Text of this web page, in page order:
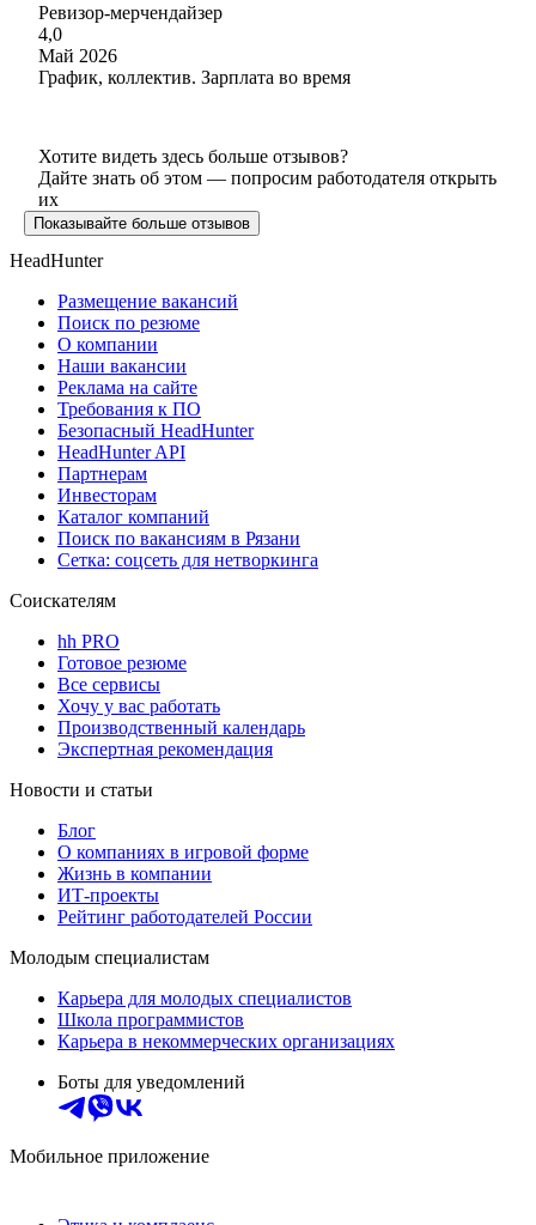
Ревизор-мерчендайзер
4,0
Май 2026
График, коллектив. Зарплата во время
Хотите видеть здесь больше отзывов?
Дайте знать об этом — попросим работодателя открыть
их
Показывайте больше отзывов
HeadHunter
Размещение вакансий
Поиск по резюме
О компании
Наши вакансии
Реклама на сайте
Требования к ПО
Безопасный HeadHunter
HeadHunter API
Партнерам
Инвесторам
Каталог компаний
Поиск по вакансиям в Рязани
Сетка: соцсеть для нетворкинга
Соискателям
hh PRO
Готовое резюме
Все сервисы
Хочу у вас работать
Производственный календарь
Экспертная рекомендация
Новости и статьи
Блог
О компаниях в игровой форме
Жизнь в компании
ИТ-проекты
Рейтинг работодателей России
Молодым специалистам
Карьера для молодых специалистов
Школа программистов
Карьера в некоммерческих организациях
Боты для уведомлений
Мобильное приложение